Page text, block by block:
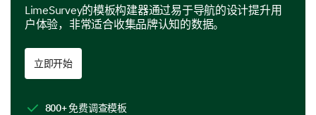
选项：
- 非常不同意
- 既不同意也不赞同
- 同意
LimeSurvey的模板构建器通过易于导航的设计提升用
户体验，非常适合收集品牌认知的数据。
立即开始
800+ 免费调查模板